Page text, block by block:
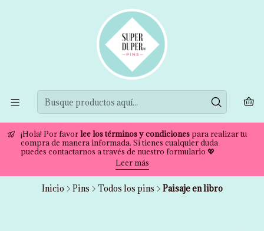
¡Hola! Por favorlee los términos y condicionespara realizar tu
compra de manera informada. Si tienes cualquier duda
puedes contactarnos a través de nuestro formulario 💖
Leer más
Inicio Pins Todos los pins Paisaje en libro